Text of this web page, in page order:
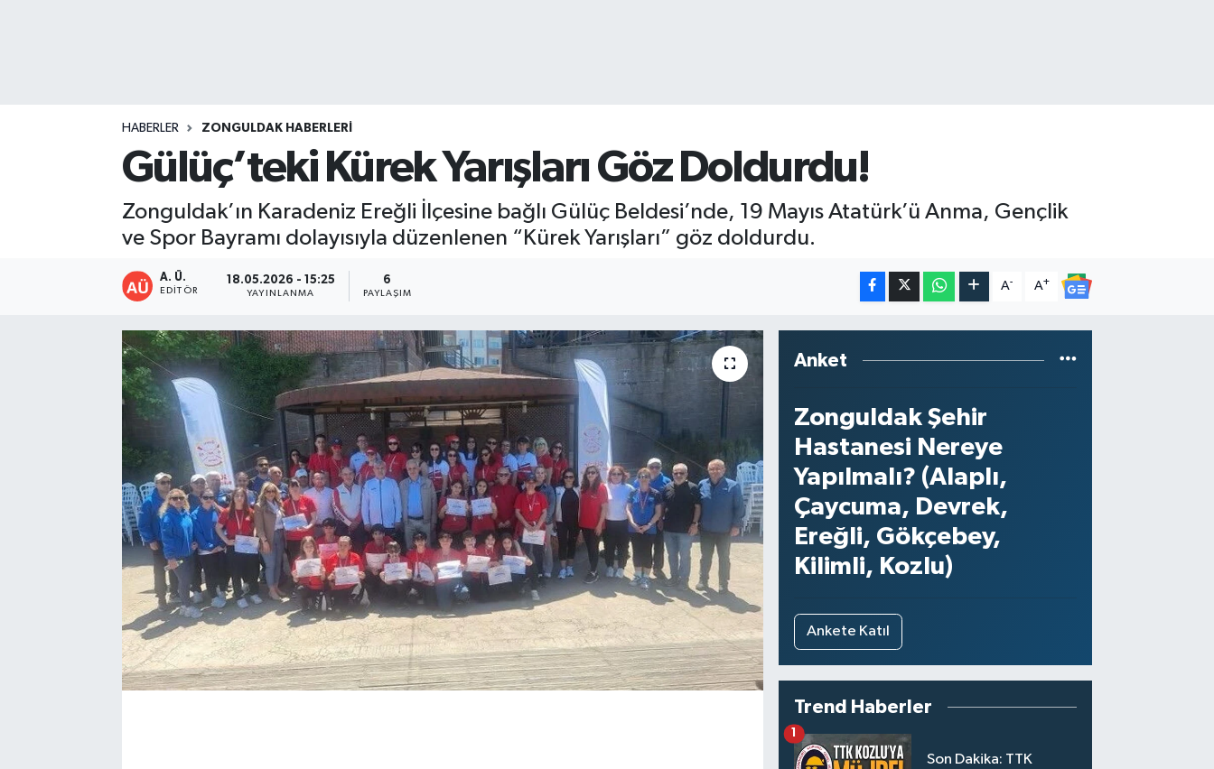
HABERLER ZONGULDAK HABERLERI
Gülüç’teki Kürek Yarışları Göz Doldurdu!
Zonguldak’ın Karadeniz Ereğli İlçesine bağlı Gülüç Beldesi’nde, 19 Mayıs Atatürk’ü Anma, Gençlik
ve Spor Bayramı dolayısıyla düzenlenen “Kürek Yarışları” göz doldurdu.
A. Ü.
EDITÖR
18.05.2026 - 15:25
YAYINLANMA
6
PAYLAŞIM
A- A+
Anket
Zonguldak Şehir
Hastanesi Nereye
Yapılmalı? (Alaplı,
Çaycuma, Devrek,
Ereğli, Gökçebey,
Kilimli, Kozlu)
Ankete Katıl
Trend Haberler
Son Dakika: TTK
1
GÖKÇEBEY